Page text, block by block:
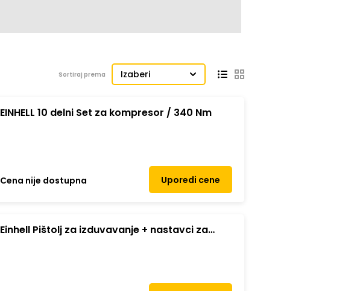
Sortiraj prema Izaberi
EINHELL 10 delni Set za kompresor / 340 Nm
Cena nije dostupna Uporedi cene
Einhell Pištolj za izduvavanje + nastavci za